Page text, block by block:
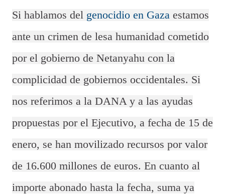
Si hablamos del genocidio en Gaza estamos
ante un crimen de lesa humanidad cometido
por el gobierno de Netanyahu con la
complicidad de gobiernos occidentales. Si
nos referimos a la DANA y a las ayudas
propuestas por el Ejecutivo, a fecha de 15 de
enero, se han movilizado recursos por valor
de 16.600 millones de euros. En cuanto al
importe abonado hasta la fecha, suma ya